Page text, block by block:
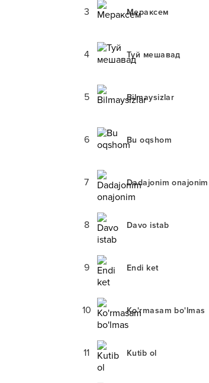
3 Мераксем
4 Туй мешавад
5 Bilmaysizlar
6 Bu oqshom
7 Dadajonim onajonim
8 Davo istab
9 Endi ket
10 Ko'rmasam bo'lmas
11 Kutib ol